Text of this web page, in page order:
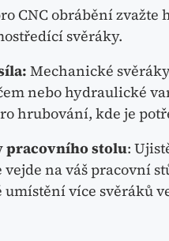
CNC obrábění zvažte
svěráky.
Mechanické
nebo hydraulické
hrubování, kde je
pracovního stolu:
vejde na váš pracovní
více svěráků